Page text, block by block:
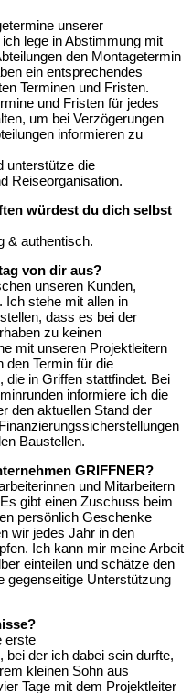
unserer
lege in Abstimmung mit
den Montagetermin
ein entsprechendes
Terminen und Fristen.
und Fristen für jedes
um bei Verzögerungen
informieren zu
unterstütze die
Reiseorganisation.
würdest du dich selbst
& authentisch.
von dir aus?
unseren Kunden,
Ich stehe mit allen in
dass es bei der
zu keinen
mit unseren Projektleitern
den Termin für die
in Griffen stattfindet. Bei
informiere ich die
den aktuellen Stand der
Baustellen.
GRIFFNER?
und Mitarbeitern
gibt einen Zuschuss beim
persönlich Geschenke
wir jedes Jahr in den
Ich kann mir meine Arbeit
einteilen und schätze den
gegenseitige Unterstützung
erste
der ich dabei sein durfte,
kleinen Sohn aus
Tage mit dem Projektleiter